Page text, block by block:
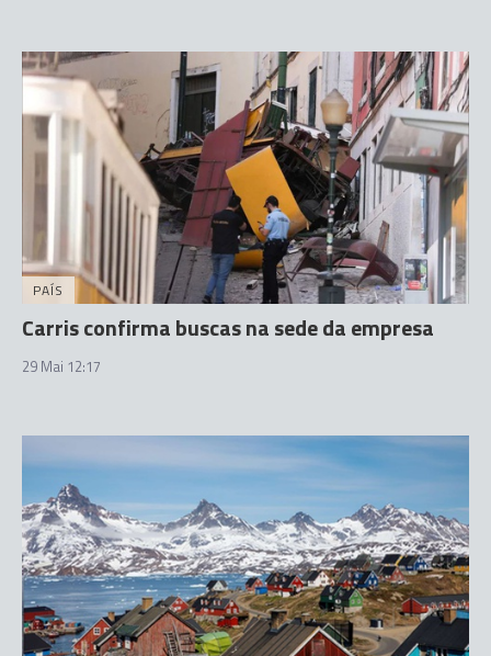
PAÍS
Carris confirma buscas na sede da empresa
29 Mai 12:17